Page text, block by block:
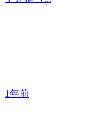
1年前